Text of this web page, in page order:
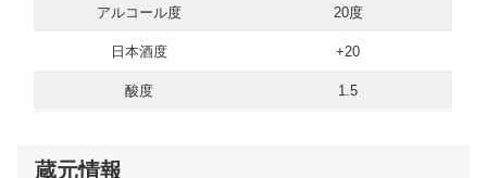
アルコール度 20度
日本酒度 +20
酸度 1.5
蔵元情報